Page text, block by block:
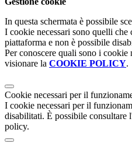
In questa schermata è possibile
I cookie necessari sono quelli
piattaforma e non è possibile
Per conoscere quali sono i cookie
visionare la COOKIE POLICY.
Cookie necessari per il
I cookie necessari per il
disabilitati. È possibile consultare
policy.